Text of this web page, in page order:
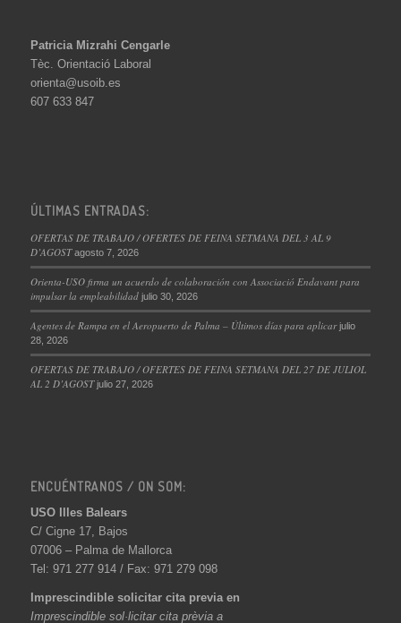
Patricia Mizrahi Cengarle
Tèc. Orientació Laboral
orienta@usoib.es
607 633 847
ÚLTIMAS ENTRADAS:
OFERTAS DE TRABAJO / OFERTES DE FEINA SETMANA DEL 3 AL 9
D’AGOST agosto 7, 2026
Orienta-USO firma un acuerdo de colaboración con Associació Endavant para
impulsar la empleabilidad julio 30, 2026
Agentes de Rampa en el Aeropuerto de Palma – Últimos días para aplicar julio
28, 2026
OFERTAS DE TRABAJO / OFERTES DE FEINA SETMANA DEL 27 DE JULIOL
AL 2 D’AGOST julio 27, 2026
ENCUÉNTRANOS / ON SOM:
USO Illes Balears
C/ Cigne 17, Bajos
07006 – Palma de Mallorca
Tel: 971 277 914 / Fax: 971 279 098
Imprescindible solicitar cita previa en
Imprescindible sol·licitar cita prèvia a